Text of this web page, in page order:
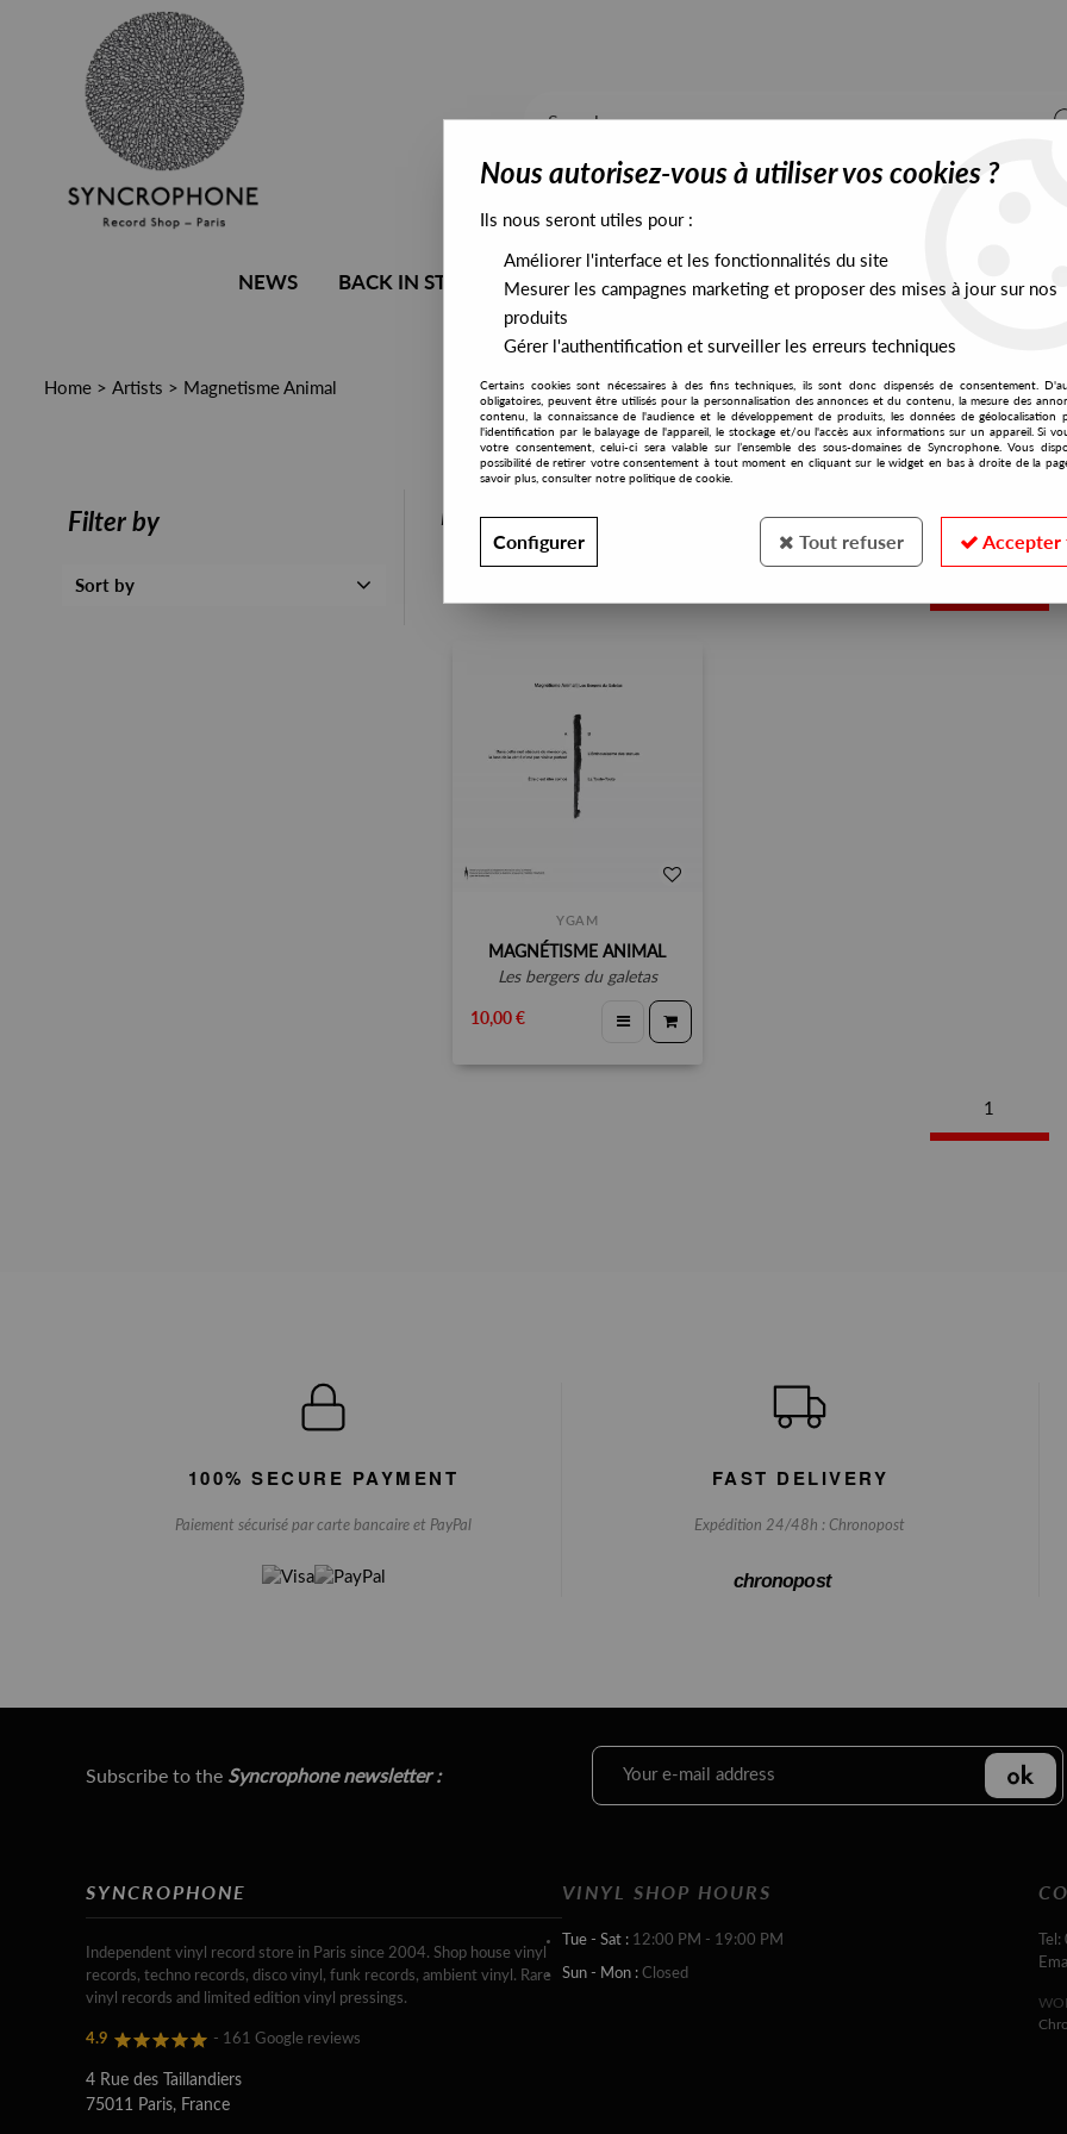
NEWS BACK IN STOCK ALL STOCK EXCLUSIVES PRESALES EXCLUSIVES
Home > Artists > Magnetisme Animal
Filter by
Sort by
PRESALES EXCLUSIVES
YGAM
MAGNÉTISME ANIMAL
les bergers du galetas
10,00 €
1
100% SECURE PAYMENT
Paiement sécurisé par carte bancaire et PayPal
FAST DELIVERY
Expédition 24/48h : Chronopost
chronopost
Subscribe to the Syncrophone newsletter :
SYNCROPHONE
Independent vinyl record store in Paris since 2004. Shop house vinyl
records, techno records, disco vinyl, funk records, ambient vinyl. Rare
vinyl records and limited edition vinyl pressings.
4.9 - 161 Google reviews
4 Rue des Taillandiers
75011 Paris, France
VINYL SHOP HOURS
Tue - Sat : 12:00 PM - 19:00 PM
Sun - Mon : Closed
Nous autorisez-vous à utiliser vos cookies ?
Ils nous seront utiles pour :
Améliorer l'interface et les fonctionnalités du site
Mesurer les campagnes marketing et proposer des mises à jour sur nos
produits
Gérer l'authentification et surveiller les erreurs techniques
Certains cookies sont nécessaires à des fins techniques, ils sont donc dispensés de consentement.
obligatoires, peuvent être utilisés pour la personnalisation des annonces et du contenu, la mesure des
contenu, la connaissance de l'audience et le développement de produits, les données de géolocalisation
l'identification par le balayage de l'appareil, le stockage et/ou l'accès aux informations sur un appareil. Si
votre consentement, celui-ci sera valable sur l’ensemble des sous-domaines de Syncrophone. Vous
possibilité de retirer votre consentement à tout moment en cliquant sur le widget en bas à droite de la
savoir plus, consulter notre politique de cookie.
Configurer Tout refuser Accepter